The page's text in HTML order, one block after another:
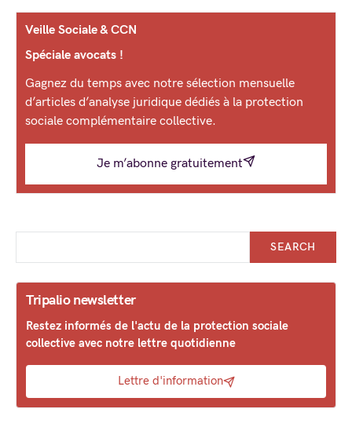
Veille Sociale & CCN
Spéciale avocats !
Gagnez du temps avec notre sélection mensuelle
d’articles d’analyse juridique dédiés à la protection
sociale complémentaire collective.
Je m’abonne gratuitement
SEARCH
Tripalio newsletter
Restez informés de l'actu de la protection sociale
collective avec notre lettre quotidienne
Lettre d'information